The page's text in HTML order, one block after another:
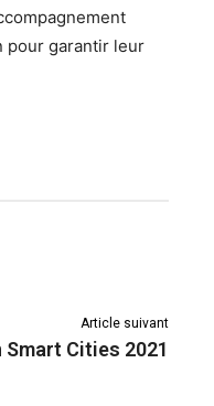
pour garantir leur
Article suivant
Cities 2021